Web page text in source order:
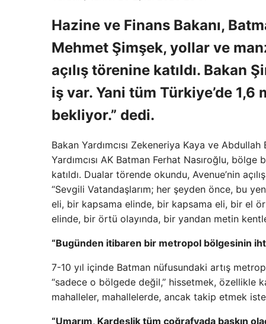
Hazine ve Finans Bakanı,
Mehmet Şimşek, yollar ve
açılış törenine katıldı. Bakan
iş var. Yani tüm Türkiye’de 1,6
bekliyor.” dedi.
Bakan Yardımcısı Zekeneriya Kaya ve
Yardımcısı AK Batman Ferhat Nasıroğlu,
katıldı. Dualar törende okundu, Avenue’nin
“Sevgili Vatandaşlarım; her şeyden önce, bu
eli, bir kapsama elinde, bir kapsama eli, bir el
elinde, bir örtü olayında, bir yandan metin
“Bugünden itibaren bir metropol bölgesinin
7-10 yıl içinde Batman nüfusundaki artış
“sadece o bölgede değil,” hissetmek, özellikle
mahalleler, mahallelerde, ancak takip etmek
“Umarım, Kardeşlik tüm coğrafyada baskın